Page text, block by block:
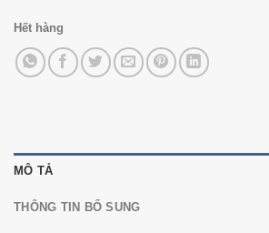
Hết hàng
MÔ TẢ
THÔNG TIN BỔ SUNG